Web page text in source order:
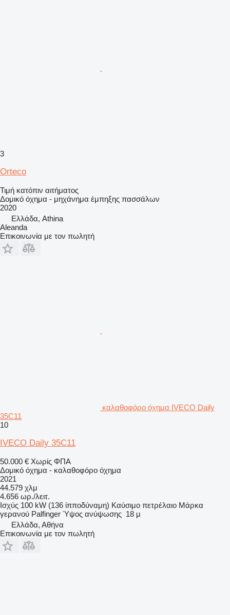
3
Orteco
Τιμή κατόπιν αιτήματος
Δομικό όχημα - μηχάνημα έμπηξης πασσάλων
2020
Ελλάδα, Athina
Aleanda
Επικοινωνία με τον πωλητή
καλαθοφόρο όχημα IVECO Daily
35C11
10
IVECO Daily 35C11
50.000 € Χωρίς ΦΠΑ
Δομικό όχημα - καλαθοφόρο όχημα
2021
44.579 χλμ
4.656 ωρ./λειτ.
Ισχύς 100 kW (136 ίπποδύναμη) Καύσιμο πετρέλαιο Μάρκα
γερανού Palfinger Ύψος ανύψωσης 18 μ
Ελλάδα, Αθήνα
Επικοινωνία με τον πωλητή